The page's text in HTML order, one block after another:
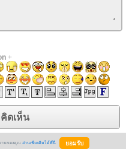
+
านของคุณ อ่านเพิ่มเติมได้ที่นี่